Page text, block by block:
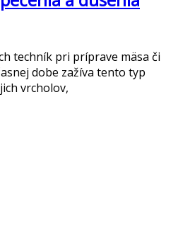
techník pri príprave mäsa či
dobe zažíva tento typ
vrcholov,